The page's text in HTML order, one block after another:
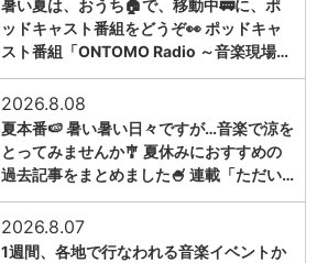
暑い夏は、おうち🏠で、移動中🚃に、ポ
ッドキャスト番組をどうぞ👀 ポッドキャ
スト番組「ONTOMO Radio ～音楽現場…
2026.8.08
夏本番🍉 暑い暑い日々ですが…音楽で涼を
とってみませんか🎐 夏休みにおすすめの
過去記事をまとめました🍧 連載「ただい…
2026.8.07
1週間、各地で行なわれる音楽イベントか